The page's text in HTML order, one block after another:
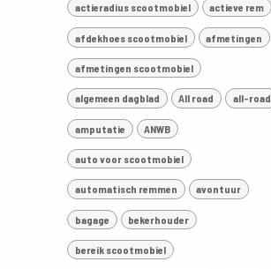
actieradius scootmobiel actieve rem
afdekhoes scootmobiel afmetingen
afmetingen scootmobiel
algemeen dagblad All road all-road
amputatie ANWB
auto voor scootmobiel
automatisch remmen avontuur
bagage bekerhouder
bereik scootmobiel